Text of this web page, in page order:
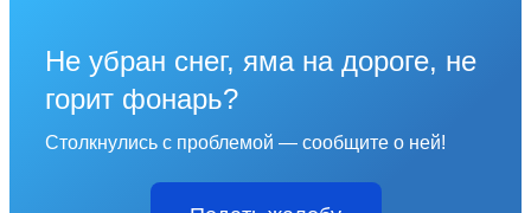
Не убран снег, яма на дороге, не
горит фонарь?
Столкнулись с проблемой — сообщите о ней!